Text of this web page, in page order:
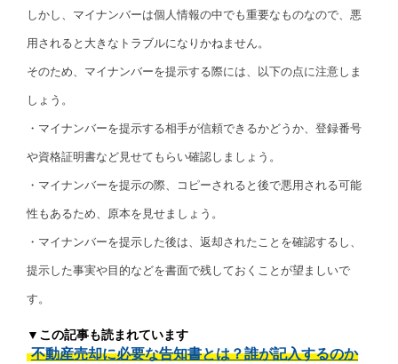
しかし、マイナンバーは個人情報の中でも重要なものなので、悪
用されると大きなトラブルになりかねません。
そのため、マイナンバーを提示する際には、以下の点に注意しま
しょう。
・マイナンバーを提示する相手が信頼できるかどうか、登録番号
や資格証明書など見せてもらい確認しましょう。
・マイナンバーを提示の際、コピーされると後で悪用される可能
性もあるため、原本を見せましょう。
・マイナンバーを提示した後は、返却されたことを確認するし、
提示した事実や目的などを書面で残しておくことが望ましいで
す。
▼この記事も読まれています
不動産売却に必要な告知書とは？誰が記入するのか